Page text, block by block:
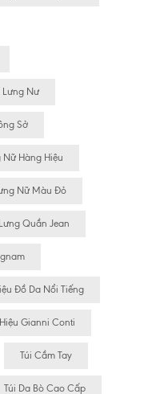
Lưng Nư
Sở
Nữ Hàng Hiệu
Nữ Màu Đỏ
Quần Jean
Đồ Da Nổi Tiếng
Gianni Conti
Túi Cầm Tay
Túi Da Bò Cao Cấp